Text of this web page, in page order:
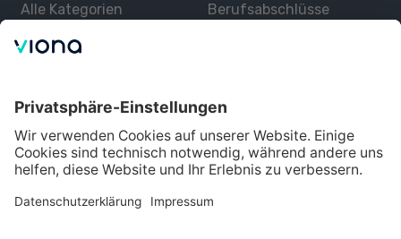
Alle Kategorien
Berufsabschlüsse
Über uns
Lernen mit Viona
Alle Partner
Partner werden